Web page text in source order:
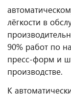
лёгкости в
90% работ по
пресс-форм и
производстве.
К